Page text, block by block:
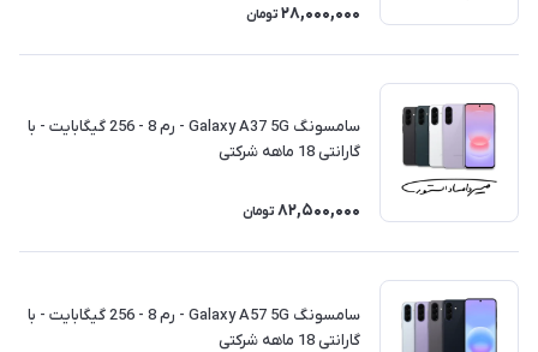
28,000,000 تومان
سامسونگ Galaxy A37 5G - رم 8 - 256 گیگابایت - با
گارانتی 18 ماهه شرکتی
82,500,000 تومان
سامسونگ Galaxy A57 5G - رم 8 - 256 گیگابایت - با
گارانتی 18 ماهه شرکتی